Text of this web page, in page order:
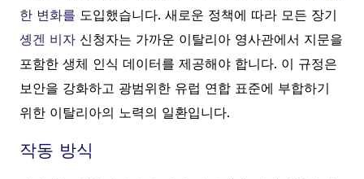
한 변화를 도입했습니다. 새로운 정책에 따라 모든 장기
솅겐 비자 신청자는 가까운 이탈리아 영사관에서 지문을
포함한 생체 인식 데이터를 제공해야 합니다. 이 규정은
보안을 강화하고 광범위한 유럽 연합 표준에 부합하기
위한 이탈리아의 노력의 일환입니다.
작동 방식